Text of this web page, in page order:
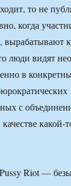
то не
когда
вырабатывают
люди видят
в
с
какой-
Riot —